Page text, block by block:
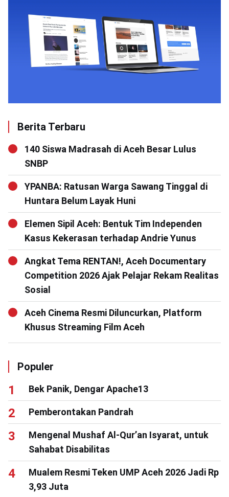
Berita Terbaru
140 Siswa Madrasah di Aceh Besar Lulus
SNBP
YPANBA: Ratusan Warga Sawang Tinggal di
Huntara Belum Layak Huni
Elemen Sipil Aceh: Bentuk Tim Independen
Kasus Kekerasan terhadap Andrie Yunus
Angkat Tema RENTAN!, Aceh Documentary
Competition 2026 Ajak Pelajar Rekam Realitas
Sosial
Aceh Cinema Resmi Diluncurkan, Platform
Khusus Streaming Film Aceh
Populer
Bek Panik, Dengar Apache13
Pemberontakan Pandrah
Mengenal Mushaf Al-Qur’an Isyarat, untuk
Sahabat Disabilitas
Mualem Resmi Teken UMP Aceh 2026 Jadi Rp
3,93 Juta